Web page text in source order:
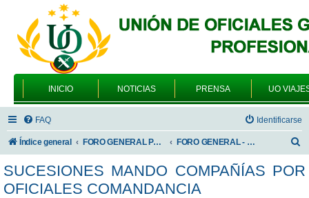
INICIO NOTICIAS PRENSA UO
FAQ Identificarse
Índice general FORO GENERAL PARA TODOS LOS USUARIOS FORO GENERAL - TEMAS PROFESIONALES
s
SUCESIONES MANDO COMPAÑÍAS POR
OFICIALES COMANDANCIA